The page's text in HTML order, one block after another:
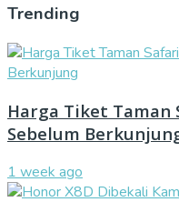
Trending
Harga Tiket Taman
Sebelum
1 week ago